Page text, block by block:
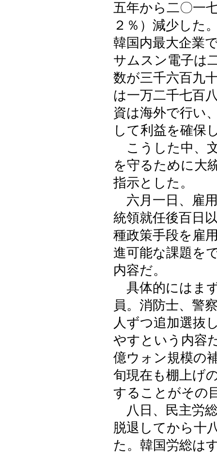
五年から二〇一
２％）減少した
韓国内最大企業
サムスン電子は
数が三千六百九
は一万二千七百
資は海外で行い
して利益を確保
こうした中、
を守るために大
指示とした。
六月一日、雇
統領就任後百日
種政策手段を雇
進可能な課題を
内容だ。
具体的にはま
員。消防士、警
人ずつ追加選抜
やすという内容
億ウォン規模の
旬現在も棚上げ
することがその
八日、民主労
脱退してから十
た。韓国労総は